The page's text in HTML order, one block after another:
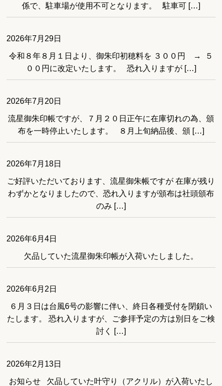
係で、駐車場が使用不可となります。 駐車可 […]
2026年7月29日
令和８年８月１日より、御朱印初穂料を ３００円 → ５
００円に改定いたします。 恐れ入りますが […]
2026年7月20日
流星御朱印帳ですが、７月２０日正午に在庫切れの為、頒
布を一時停止いたします。 ８月上旬納品後、頒 […]
2026年7月18日
ご好評いただいております、流星御朱帳ですが 在庫が残り
わずかとなりましたので、恐れ入りますが頒布は社頭頒布
のみ […]
2026年6月4日
欠品していた流星御朱印帳が入荷いたしました。
2026年6月2日
６月３日は台風6号の影響に伴い、終日各種受付を閉鎖い
たします。 恐れ入りますが、ご参拝予定の方は別日をご検
討く […]
2026年2月13日
お知らせ 欠品していた叶守り（アクリル）が入荷いたし